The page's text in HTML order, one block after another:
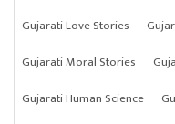
Gujarati Love Stories
Gujarati Moral Stories
Gujarati Human Science